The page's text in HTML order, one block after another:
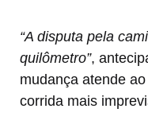
“A disputa pela
quilômetro”,
mudança atende
corrida mais